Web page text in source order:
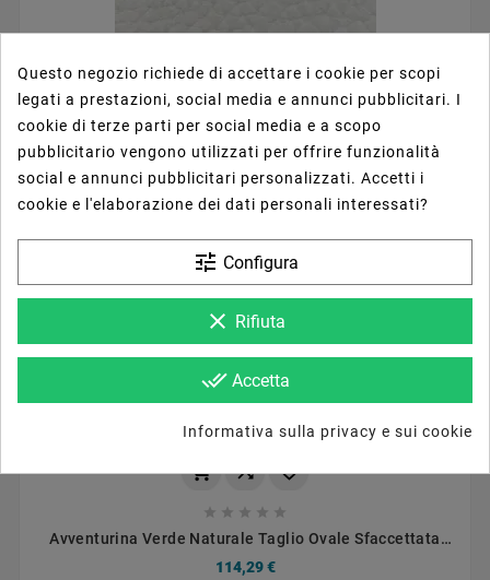
  
Avventurina Verde Naturale Taglio Goccia Sfaccettata
Fatto A Mano Gemma Sciolta 15X20mm 11,00 Carati 1pz
178,61 €
  
    
Avventurina Verde Naturale Taglio Ovale Sfaccettata
114,29 €
Questo negozio richiede di accettare i cookie per scopi
legati a prestazioni, social media e annunci pubblicitari. I
cookie di terze parti per social media e a scopo
pubblicitario vengono utilizzati per offrire funzionalità
social e annunci pubblicitari personalizzati. Accetti i
cookie e l'elaborazione dei dati personali interessati?
tune Configura
clear Rifiuta
done_all Accetta
Informativa sulla privacy e sui cookie